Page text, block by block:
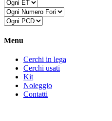
Menu
Cerchi in lega
Cerchi usati
Kit
Noleggio
Contatti